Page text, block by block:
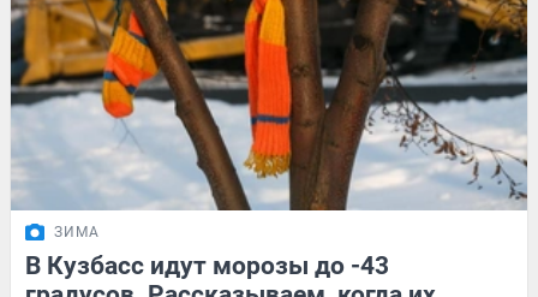
ЗИМА
В Кузбасс идут морозы до -43